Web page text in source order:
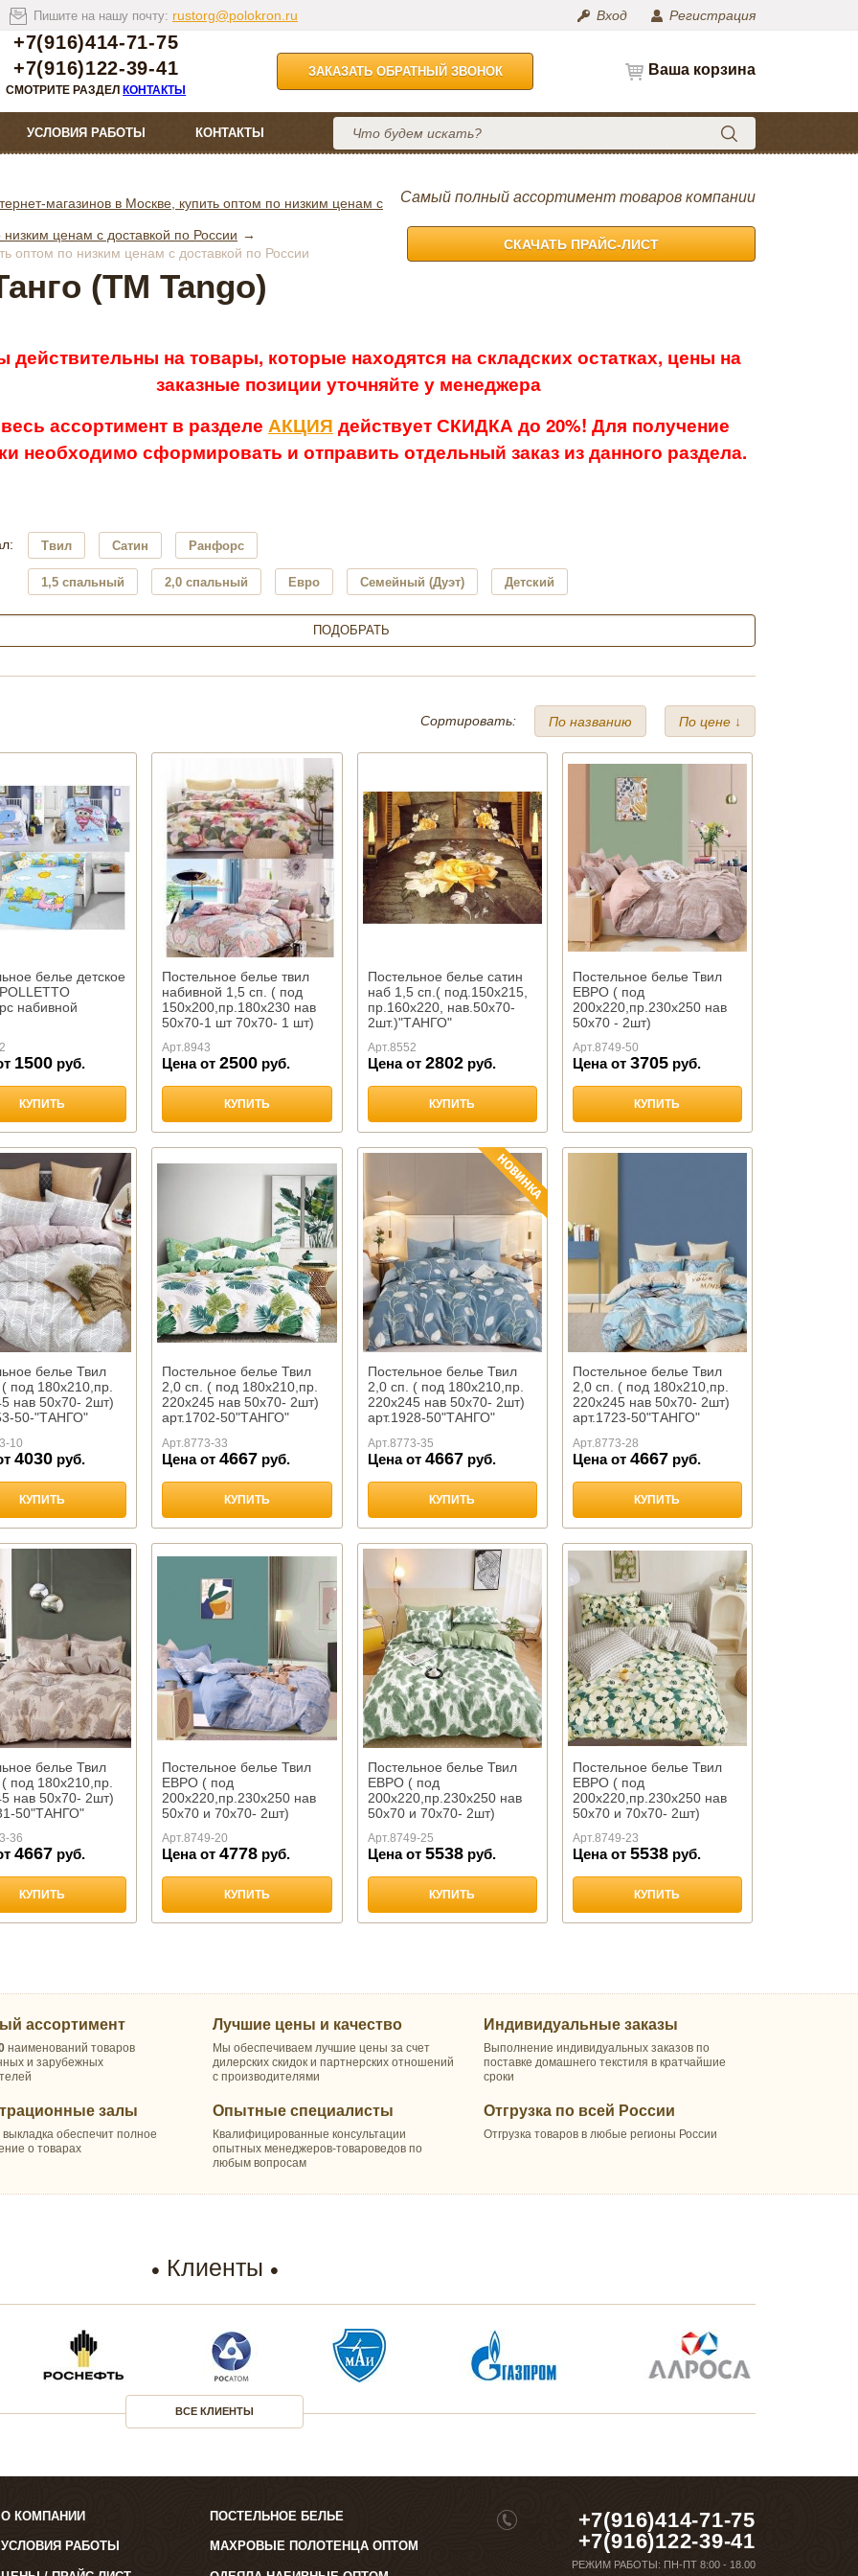
Пишите на нашу почту: rustorg@polokron.ru Вход Регистрация
+7(916)414-71-75
+7(916)122-39-41
СМОТРИТЕ РАЗДЕЛКОНТАКТЫ
ЗАКАЗАТЬ ОБРАТНЫЙ ЗВОНОК Ваша корзина
УСЛОВИЯ РАБОТЫ КОНТАКТЫ
магазинов в Москве, купить оптом по низким ценам с
ценам с доставкой по России
оптом по низким ценам с доставкой по России
(ТМ Tango)
Самый полный ассортимент товаров компании
СКАЧАТЬ ПРАЙС-ЛИСТ
действительны на товары, которые находятся на складских остатках, цены на
заказные позиции уточняйте у менеджера
ассортимент в разделе АКЦИЯ действует СКИДКА до 20%! Для получение
необходимо сформировать и отправить отдельный заказ из данного раздела.
Твил Сатин Ранфорс
1,5 спальный 2,0 спальный Евро Семейный (Дуэт) Детский
Сортировать: По названию По цене ↓
белье детское
набивной
1500 руб.
КУПИТЬ
Постельное белье твил
набивной 1,5 сп. ( под
150х200,пр.180х230 нав
50х70-1 шт 70х70- 1 шт)
Арт.8943
Цена от2500 руб.
КУПИТЬ
Постельное белье сатин
наб 1,5 сп.( под.150х215,
пр.160х220, нав.50х70-
2шт.)"ТАНГО"
Арт.8552
Цена от 2802руб.
КУПИТЬ
Постельное белье Твил
ЕВРО ( под
200х220,пр.230х250 нав
50х70 - 2шт)
Арт.8749-50
Цена от 3705руб.
КУПИТЬ
белье Твил
под 180х210,пр.
нав 50х70- 2шт)
50-"ТАНГО"
10
4030 руб.
КУПИТЬ
Постельное белье Твил
2,0 сп. ( под 180х210,пр.
220х245 нав 50х70- 2шт)
арт.1702-50"ТАНГО"
Арт.8773-33
Цена от4667 руб.
КУПИТЬ
Постельное белье Твил
2,0 сп. ( под 180х210,пр.
220х245 нав 50х70- 2шт)
арт.1928-50"ТАНГО"
Арт.8773-35
Цена от 4667руб.
КУПИТЬ
Постельное белье Твил
2,0 сп. ( под 180х210,пр.
220х245 нав 50х70- 2шт)
арт.1723-50"ТАНГО"
Арт.8773-28
Цена от 4667руб.
КУПИТЬ
белье Твил
под 180х210,пр.
нав 50х70- 2шт)
50"ТАНГО"
36
4667 руб.
КУПИТЬ
Постельное белье Твил
ЕВРО ( под
200х220,пр.230х250 нав
50х70 и 70х70- 2шт)
Арт.8749-20
Цена от4778 руб.
КУПИТЬ
Постельное белье Твил
ЕВРО ( под
200х220,пр.230х250 нав
50х70 и 70х70- 2шт)
Арт.8749-25
Цена от 5538руб.
КУПИТЬ
Постельное белье Твил
ЕВРО ( под
200х220,пр.230х250 нав
50х70 и 70х70- 2шт)
Арт.8749-23
Цена от 5538руб.
КУПИТЬ
ассортимент
наименований товаров
и зарубежных
залы
обеспечит полное
о товарах
Лучшие цены и качество
Мы обеспечиваем лучшие цены за счет
дилерских скидок и партнерских отношений
с производителями
Опытные специалисты
Квалифицированные консультации
опытных менеджеров-товароведов по
любым вопросам
Индивидуальные заказы
Выполнение индивидуальных заказов по
поставке домашнего текстиля в кратчайшие
сроки
Отгрузка по всей России
Отгрузка товаров в любые регионы России
Клиенты
ВСЕ КЛИЕНТЫ
О КОМПАНИИ
УСЛОВИЯ РАБОТЫ
ПОСТЕЛЬНОЕ БЕЛЬЕ
МАХРОВЫЕ ПОЛОТЕНЦА ОПТОМ
+7(916)414-71-75
+7(916)122-39-41
РЕЖИМ РАБОТЫ: ПН-ПТ 8:00 - 18.00